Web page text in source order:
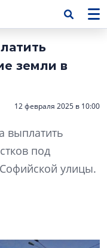
земли в
12 февраля 2025 в 10:00
выплатить
под
улицы.